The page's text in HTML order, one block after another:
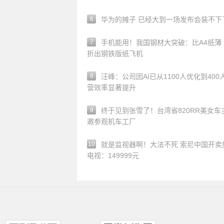
6 华为的摊子 已经大到一场发布会装不下
7
手机能用！我国钢材大突破：比A4纸薄
折出钢铁版纸飞机
8
汪峰：公司因AI已从1100人优化到400
营效率显著提升
9
终于见到张雪了！台湾省820RR美女车
邀参观机车工厂
10
就是监视器啊！大法不死 索尼中国开卖
电视：149999元